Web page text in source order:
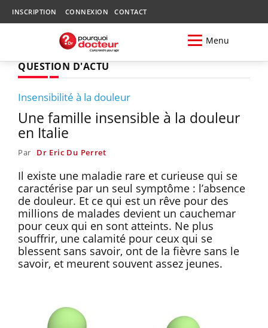
INSCRIPTION CONNEXION CONTACT
Menu
QUESTION D'ACTU
Insensibilité à la douleur
Une famille insensible à la douleur
en Italie
Par Dr Eric Du Perret
Il existe une maladie rare et curieuse qui se
caractérise par un seul symptôme : l’absence
de douleur. Et ce qui est un rêve pour des
millions de malades devient un cauchemar
pour ceux qui en sont atteints. Ne plus
souffrir, une calamité pour ceux qui se
blessent sans savoir, ont de la fièvre sans le
savoir, et meurent souvent assez jeunes.